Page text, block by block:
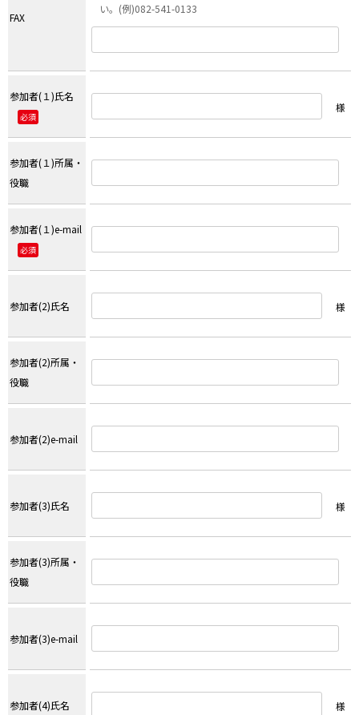
FAX
い。(例)082-541-0133
参加者(１)氏名
必須
様
参加者(１)所属・
役職
参加者(１)e-mail
必須
参加者(2)氏名 様
参加者(2)所属・
役職
参加者(2)e-mail
参加者(3)氏名 様
参加者(3)所属・
役職
参加者(3)e-mail
参加者(4)氏名 様